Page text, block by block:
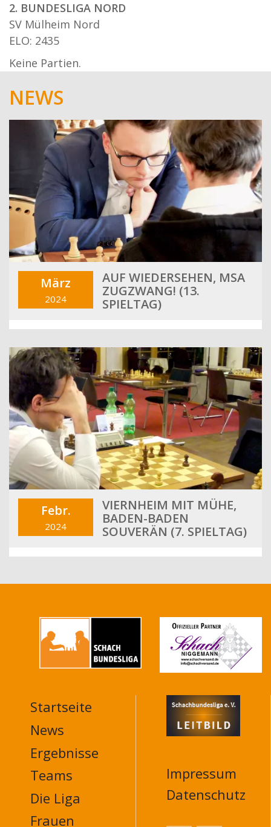
2. BUNDESLIGA NORD
SV Mülheim Nord
ELO: 2435
Keine Partien.
NEWS
März
2024
AUF WIEDERSEHEN, MSA
ZUGZWANG! (13.
SPIELTAG)
Febr.
2024
VIERNHEIM MIT MÜHE,
BADEN-BADEN
SOUVERÄN (7. SPIELTAG)
MAIN
NAVIGATION
FOOTER
Startseite
News
Ergebnisse
Teams
Die Liga
Frauen
Impressum
Datenschutz